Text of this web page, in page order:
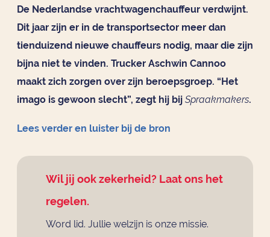
De Nederlandse vrachtwagenchauffeur verdwijnt.
Dit jaar zijn er in de transportsector meer dan
tienduizend nieuwe chauffeurs nodig, maar die zijn
bijna niet te vinden. Trucker Aschwin Cannoo
maakt zich zorgen over zijn beroepsgroep. “Het
imago is gewoon slecht”, zegt hij bij Spraakmakers.
Lees verder en luister bij de bron
Wil jij ook zekerheid? Laat ons het
regelen.
Word lid. Jullie welzijn is onze missie.